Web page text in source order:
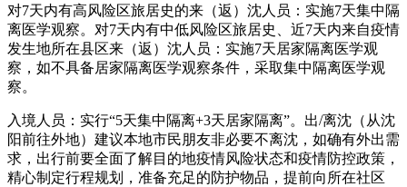
对7天内有高风险区旅居史的来（返）沈人员：实施7天集中隔
离医学观察。对7天内有中低风险区旅居史、近7天内来自疫情
发生地所在县区来（返）沈人员：实施7天居家隔离医学观
察，如不具备居家隔离医学观察条件，采取集中隔离医学观
察。
入境人员：实行“5天集中隔离+3天居家隔离”。出/离沈（从沈
阳前往外地）建议本地市民朋友非必要不离沈，如确有外出需
求，出行前要全面了解目的地疫情风险状态和疫情防控政策，
精心制定行程规划，准备充足的防护物品，提前向所在社区